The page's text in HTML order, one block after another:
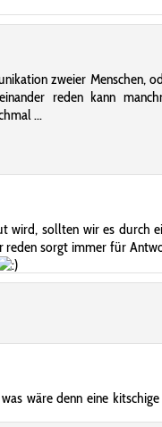
zweier Menschen,
reden kann
...
wird, sollten wir es durch
reden sorgt immer für
wäre denn eine